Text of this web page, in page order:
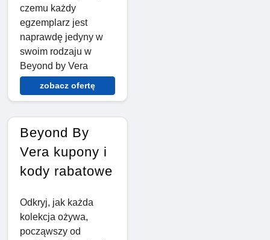
czemu każdy
egzemplarz jest
naprawdę jedyny w
swoim rodzaju w
Beyond by Vera
zobacz ofertę
Beyond By
Vera kupony i
kody rabatowe
Odkryj, jak każda
kolekcja ożywa,
począwszy od